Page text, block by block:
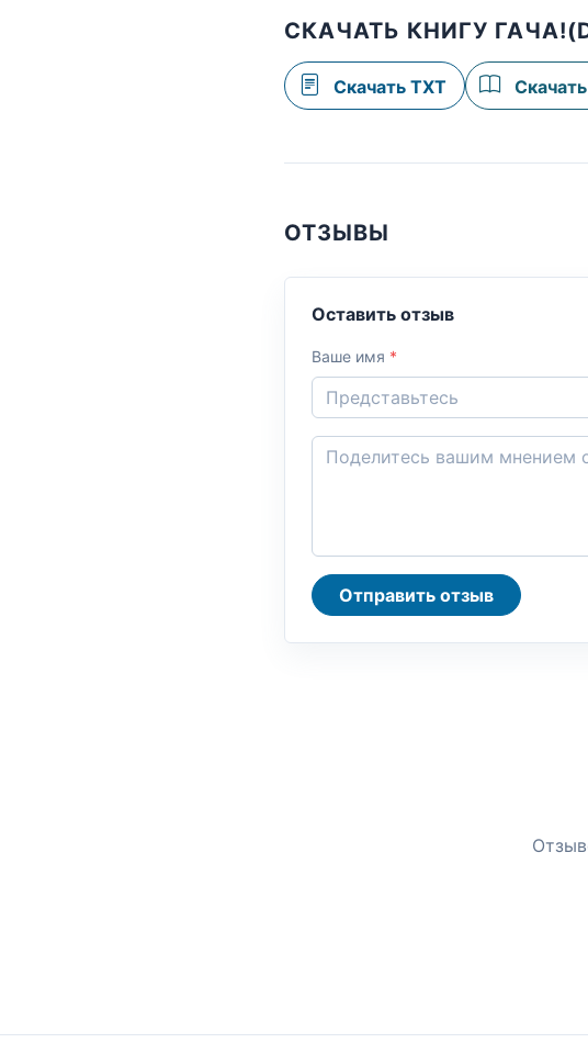
СКАЧАТЬ КНИГУ
Скачать TXT
ОТЗЫВЫ
Оставить отзыв
Ваше имя *
Отправить отзыв